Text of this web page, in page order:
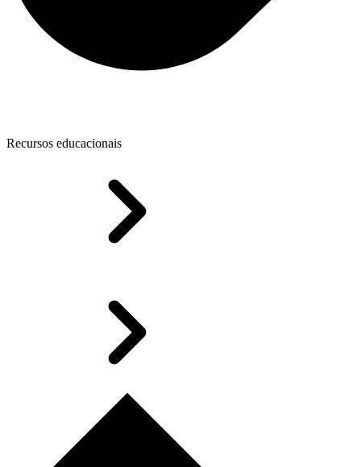
Recursos educacionais